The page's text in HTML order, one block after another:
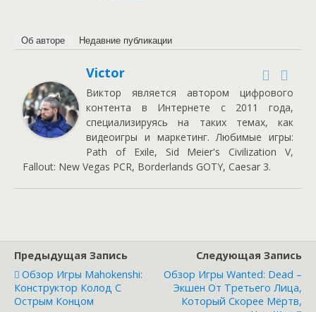
Об авторе Недавние публикации
Victor
Виктор является автором цифрового
контента в Интернете с 2011 года,
специализируясь на таких темах, как
видеоигры и маркетинг. Любимые игры:
Path of Exile, Sid Meier's Civilization V,
Fallout: New Vegas PCR, Borderlands GOTY, Caesar 3.
Предыдущая Запись
Обзор Игры Mahokenshi:
Конструктор Колод С
Острым Концом
Следующая Запись
Обзор Игры Wanted: Dead –
Экшен От Третьего Лица,
Который Скорее Мёртв,